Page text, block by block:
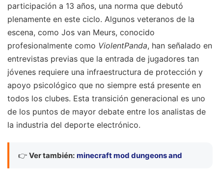
participación a 13 años, una norma que debutó
plenamente en este ciclo. Algunos veteranos de la
escena, como Jos van Meurs, conocido
profesionalmente como ViolentPanda, han señalado en
entrevistas previas que la entrada de jugadores tan
jóvenes requiere una infraestructura de protección y
apoyo psicológico que no siempre está presente en
todos los clubes. Esta transición generacional es uno
de los puntos de mayor debate entre los analistas de
la industria del deporte electrónico.
👉 Ver también: minecraft mod dungeons and